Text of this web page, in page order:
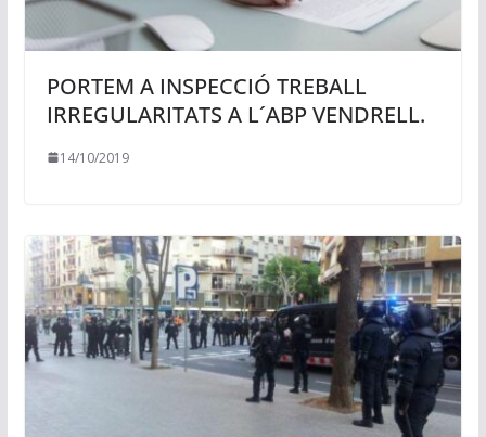
PORTEM A INSPECCIÓ TREBALL
IRREGULARITATS A L´ABP VENDRELL.
14/10/2019